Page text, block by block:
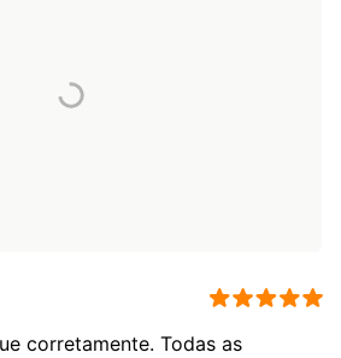
corretamente. Todas as